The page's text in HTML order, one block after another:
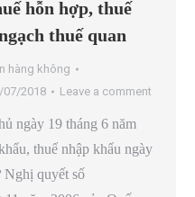
hỗn hợp, thuế
thuế quan
hàng không
07/2018 Leave a comment
ngày 19 tháng 6 năm
thuế nhập khẩu ngày
Nghị quyết số